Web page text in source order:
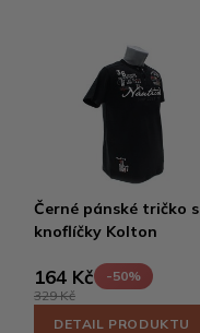
Černé pánské tričko s
knoflíčky Kolton
164 Kč
-50%
329 Kč
DETAIL PRODUKTU